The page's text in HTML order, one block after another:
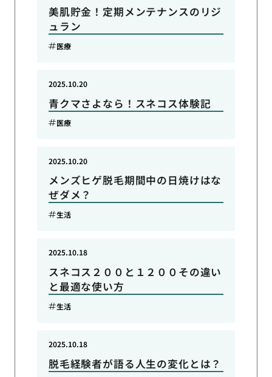
美肌貯金！定期メンテナンスのリジ
ュラン
医療
青クマさよなら！スネコス体験記
2025.10.20
医療
メンズヒゲ脱毛期間中の日焼けはな
ぜダメ？
2025.10.20
生活
スネコス２００と１２００その違い
と最適な使い方
2025.10.18
生活
脱毛経験者が語る人生の変化とは？
2025.10.18